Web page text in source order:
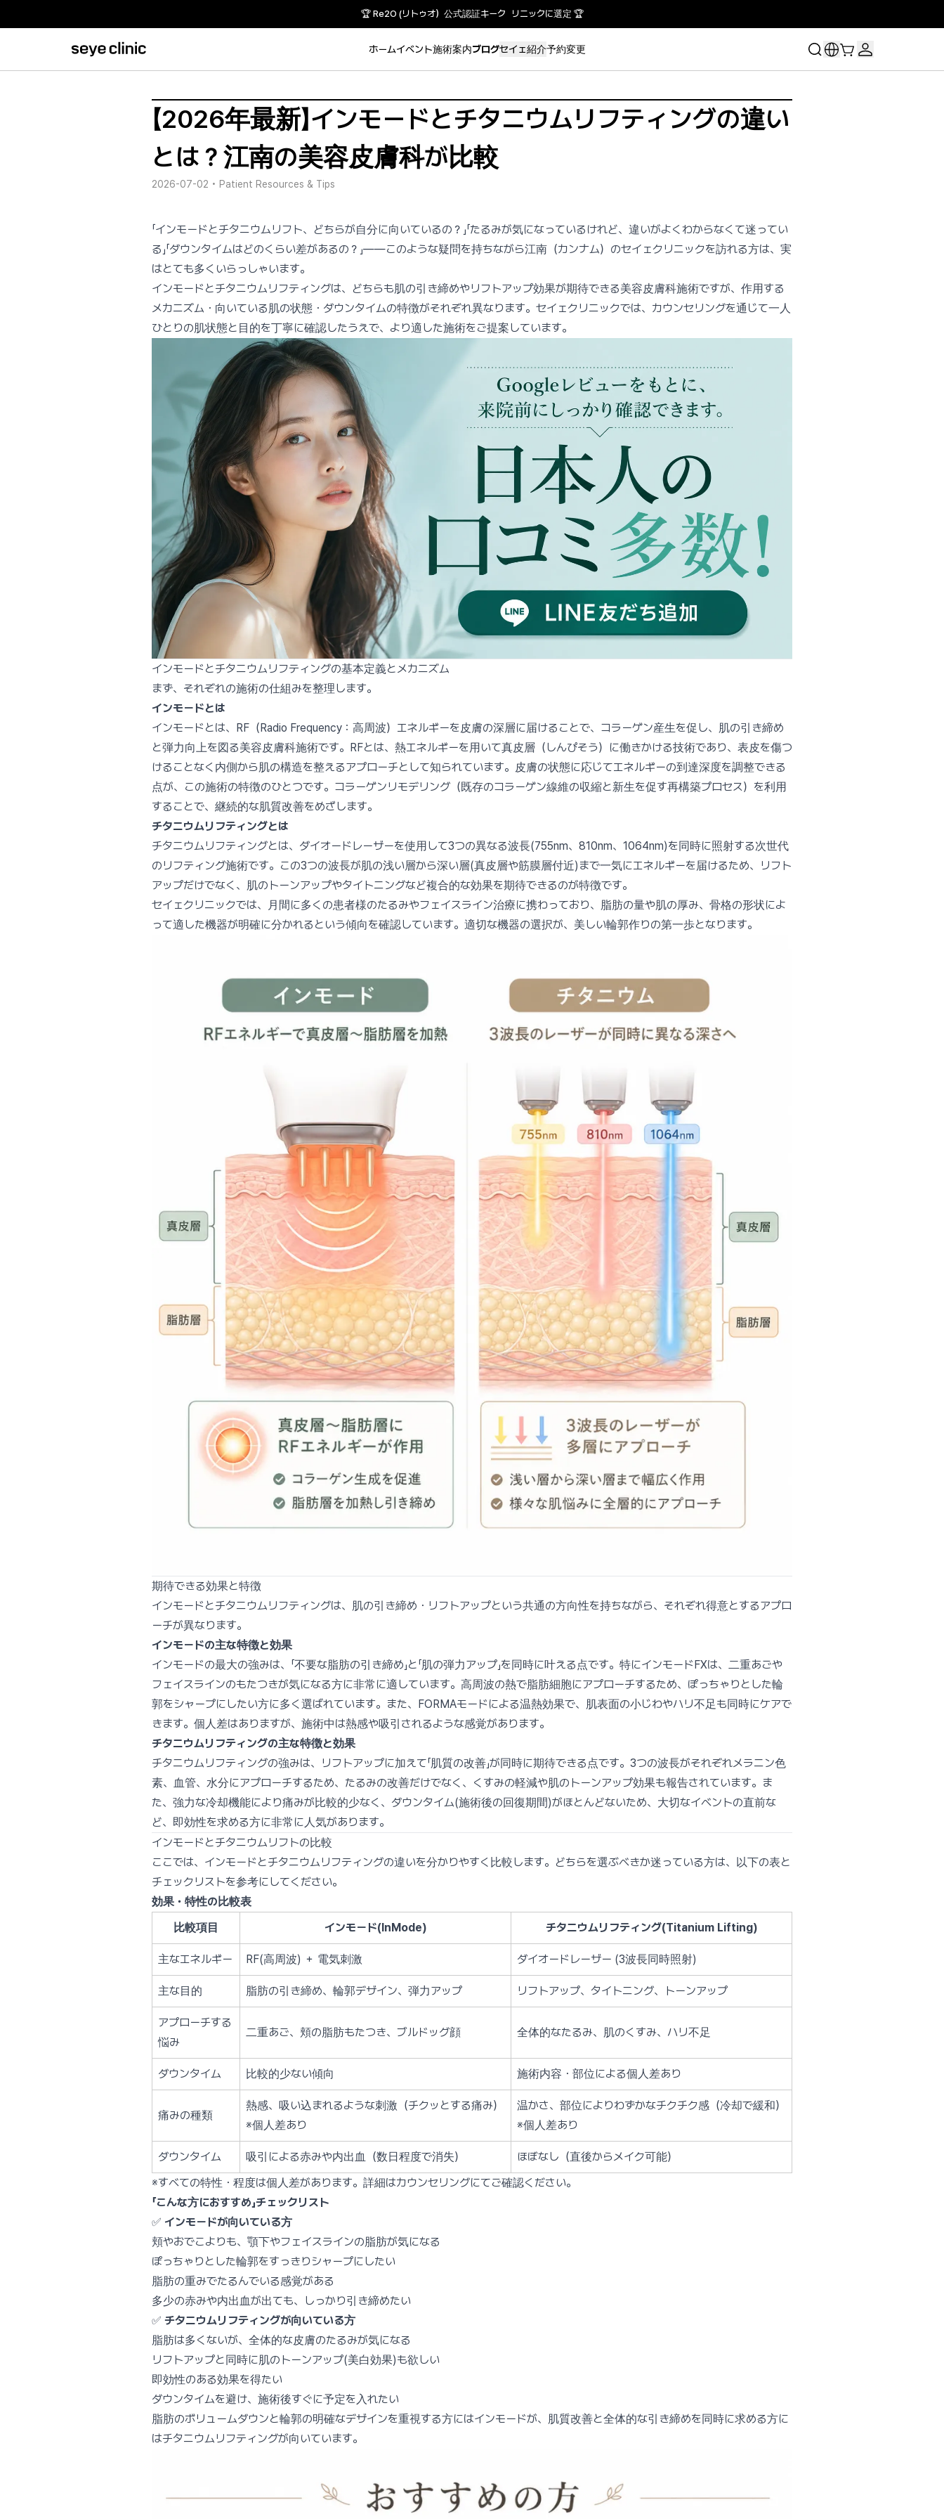
🏆 Re2O (リトゥオ）公式認証キーク リニックに選定 🏆
ホームイベント施術案内ブログセイェ紹介予約変更
【2026年最新】インモードとチタニウムリフティングの違い
とは？江南の美容皮膚科が比較
2026-07-02 • Patient Resources & Tips
「インモードとチタニウムリフト、どちらが自分に向いているの？」「たるみが気になっているけれど、違いがよくわからなくて迷ってい
る」「ダウンタイムはどのくらい差があるの？」――このような疑問を持ちながら江南（カンナム）のセイェクリニックを訪れる方は、実
はとても多くいらっしゃいます。
インモードとチタニウムリフティングは、どちらも肌の引き締めやリフトアップ効果が期待できる美容皮膚科施術ですが、作用する
メカニズム・向いている肌の状態・ダウンタイムの特徴がそれぞれ異なります。セイェクリニックでは、カウンセリングを通じて一人
ひとりの肌状態と目的を丁寧に確認したうえで、より適した施術をご提案しています。
インモードとチタニウムリフティングの基本定義とメカニズム
まず、それぞれの施術の仕組みを整理します。
インモードとは
インモードとは、RF（Radio Frequency：高周波）エネルギーを皮膚の深層に届けることで、コラーゲン産生を促し、肌の引き締め
と弾力向上を図る美容皮膚科施術です。RFとは、熱エネルギーを用いて真皮層（しんぴそう）に働きかける技術であり、表皮を傷つ
けることなく内側から肌の構造を整えるアプローチとして知られています。皮膚の状態に応じてエネルギーの到達深度を調整できる
点が、この施術の特徴のひとつです。コラーゲンリモデリング（既存のコラーゲン線維の収縮と新生を促す再構築プロセス）を利用
することで、継続的な肌質改善をめざします。
チタニウムリフティングとは
チタニウムリフティングとは、ダイオードレーザーを使用して3つの異なる波長(755nm、810nm、1064nm)を同時に照射する次世代
のリフティング施術です。この3つの波長が肌の浅い層から深い層(真皮層や筋膜層付近)まで一気にエネルギーを届けるため、リフト
アップだけでなく、肌のトーンアップやタイトニングなど複合的な効果を期待できるのが特徴です。
セイェクリニックでは、月間に多くの患者様のたるみやフェイスライン治療に携わっており、脂肪の量や肌の厚み、骨格の形状によ
って適した機器が明確に分かれるという傾向を確認しています。適切な機器の選択が、美しい輪郭作りの第一歩となります。
期待できる効果と特徴
インモードとチタニウムリフティングは、肌の引き締め・リフトアップという共通の方向性を持ちながら、それぞれ得意とするアプロ
ーチが異なります。
インモードの主な特徴と効果
インモードの最大の強みは、「不要な脂肪の引き締め」と「肌の弾力アップ」を同時に叶える点です。特にインモードFXは、二重あごや
フェイスラインのもたつきが気になる方に非常に適しています。高周波の熱で脂肪細胞にアプローチするため、ぽっちゃりとした輪
郭をシャープにしたい方に多く選ばれています。また、FORMAモードによる温熱効果で、肌表面の小じわやハリ不足も同時にケアで
きます。個人差はありますが、施術中は熱感や吸引されるような感覚があります。
チタニウムリフティングの主な特徴と効果
チタニウムリフティングの強みは、リフトアップに加えて「肌質の改善」が同時に期待できる点です。3つの波長がそれぞれメラニン色
素、血管、水分にアプローチするため、たるみの改善だけでなく、くすみの軽減や肌のトーンアップ効果も報告されています。ま
た、強力な冷却機能により痛みが比較的少なく、ダウンタイム(施術後の回復期間)がほとんどないため、大切なイベントの直前な
ど、即効性を求める方に非常に人気があります。
インモードとチタニウムリフトの比較
ここでは、インモードとチタニウムリフティングの違いを分かりやすく比較します。どちらを選ぶべきか迷っている方は、以下の表と
チェックリストを参考にしてください。
効果・特性の比較表
比較項目
インモード(InMode) チタニウムリフティング(Titanium Lifting)
主なエネルギー RF(高周波) ＋ 電気刺激 ダイオードレーザー (3波長同時照射)
主な目的 脂肪の引き締め、輪郭デザイン、弾力アップ リフトアップ、タイトニング、トーンアップ
アプローチする
悩み
二重あご、頬の脂肪もたつき、ブルドッグ顔 全体的なたるみ、肌のくすみ、ハリ不足
ダウンタイム 比較的少ない傾向 施術内容・部位による個人差あり
痛みの種類
熱感、吸い込まれるような刺激（チクッとする痛み）
※個人差あり
温かさ、部位によりわずかなチクチク感（冷却で緩和）
※個人差あり
ダウンタイム 吸引による赤みや内出血（数日程度で消失）
ほぼなし（直後からメイク可能）
※すべての特性・程度は個人差があります。詳細はカウンセリングにてご確認ください。
「こんな方におすすめ」チェックリスト
✅ インモードが向いている方
頬やおでこよりも、顎下やフェイスラインの脂肪が気になる
ぽっちゃりとした輪郭をすっきりシャープにしたい
脂肪の重みでたるんでいる感覚がある
多少の赤みや内出血が出ても、しっかり引き締めたい
✅ チタニウムリフティングが向いている方
脂肪は多くないが、全体的な皮膚のたるみが気になる
リフトアップと同時に肌のトーンアップ(美白効果)も欲しい
即効性のある効果を得たい
ダウンタイムを避け、施術後すぐに予定を入れたい
脂肪のボリュームダウンと輪郭の明確なデザインを重視する方にはインモードが、肌質改善と全体的な引き締めを同時に求める方に
はチタニウムリフティングが向いています。